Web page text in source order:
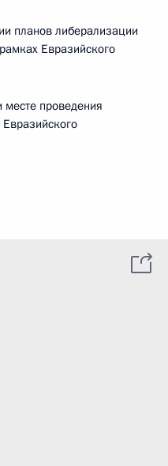
планов либерализации
Евразийского
проведения